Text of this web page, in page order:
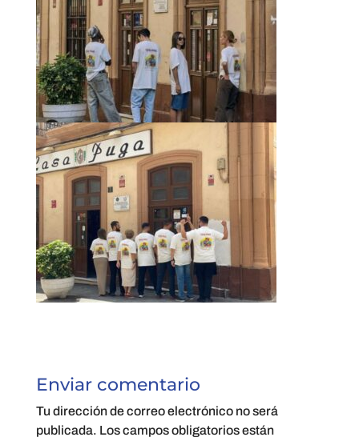
Enviar comentario
Tu dirección de correo electrónico no será
publicada. Los campos obligatorios están